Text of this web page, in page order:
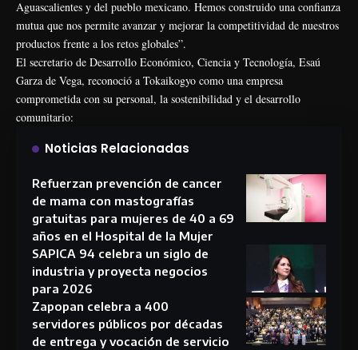
Aguascalientes y del pueblo mexicano. Hemos construido una confianza
mutua que nos permite avanzar y mejorar la competitividad de nuestros
productos frente a los retos globales”.
El secretario de Desarrollo Económico, Ciencia y Tecnología, Esaú
Garza de Vega, reconoció a Tokaikogyo como una empresa
comprometida con su personal, la sostenibilidad y el desarrollo
comunitario:
Noticias Relacionadas
Refuerzan prevención de cancer
de mama con mastografías
gratuitas para mujeres de 40 a 69
años en el Hospital de la Mujer
SAPICA 94 celebra un siglo de
industria y proyecta negocios
para 2026
Zapopan celebra a 400
servidores públicos por décadas
de entrega y vocación de servicio